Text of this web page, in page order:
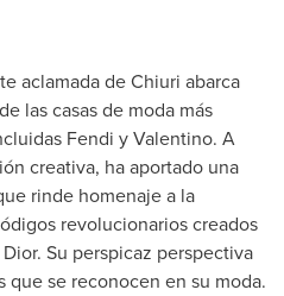
aclamada de Chiuri abarca
las casas de moda más
Fendi y Valentino. A
creativa, ha aportado una
rinde homenaje a la
revolucionarios creados
Su perspicaz perspectiva
que se reconocen en su moda.